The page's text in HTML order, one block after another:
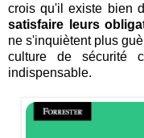
crois qu'il existe bien
satisfaire leurs
ne s'inquiètent plus
culture de sécurité
indispensable.